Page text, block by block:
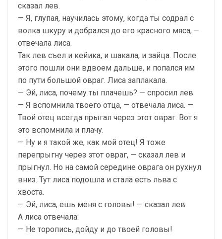
сказал лев.
— Я, глупая, научилась этому, когда ты содрал с
волка шкуру и добрался до его красного мяса, —
отвечала лиса.
Так лев съел и кейика, и шакала, и зайца. После
этого пошли они вдвоем дальше, и попался им
по пути большой овраг. Лиса заплакала.
— Эй, лиса, почему ты плачешь? — спросил лев.
— Я вспомнила твоего отца, — отвечала лиса. —
Твой отец всегда прыгал через этот овраг. Вот я
это вспомнила и плачу.
— Ну и я такой же, как мой отец! Я тоже
перепрыгну через этот овраг, — сказал лев и
прыгнул. Но на самой середине оврага он рухнул
вниз. Тут лиса подошла и стала есть льва с
хвоста.
— Эй, лиса, ешь меня с головы! — сказал лев.
А лиса отвечала:
— Не торопись, дойду и до твоей головы!